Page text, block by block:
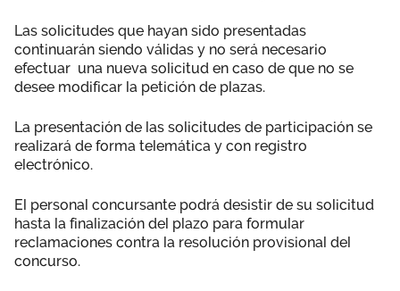
Las solicitudes que hayan sido presentadas
continuarán siendo válidas y no será necesario
efectuar una nueva solicitud en caso de que no se
desee modificar la petición de plazas.
La presentación de las solicitudes de participación se
realizará de forma telemática y con registro
electrónico.
El personal concursante podrá desistir de su solicitud
hasta la finalización del plazo para formular
reclamaciones contra la resolución provisional del
concurso.